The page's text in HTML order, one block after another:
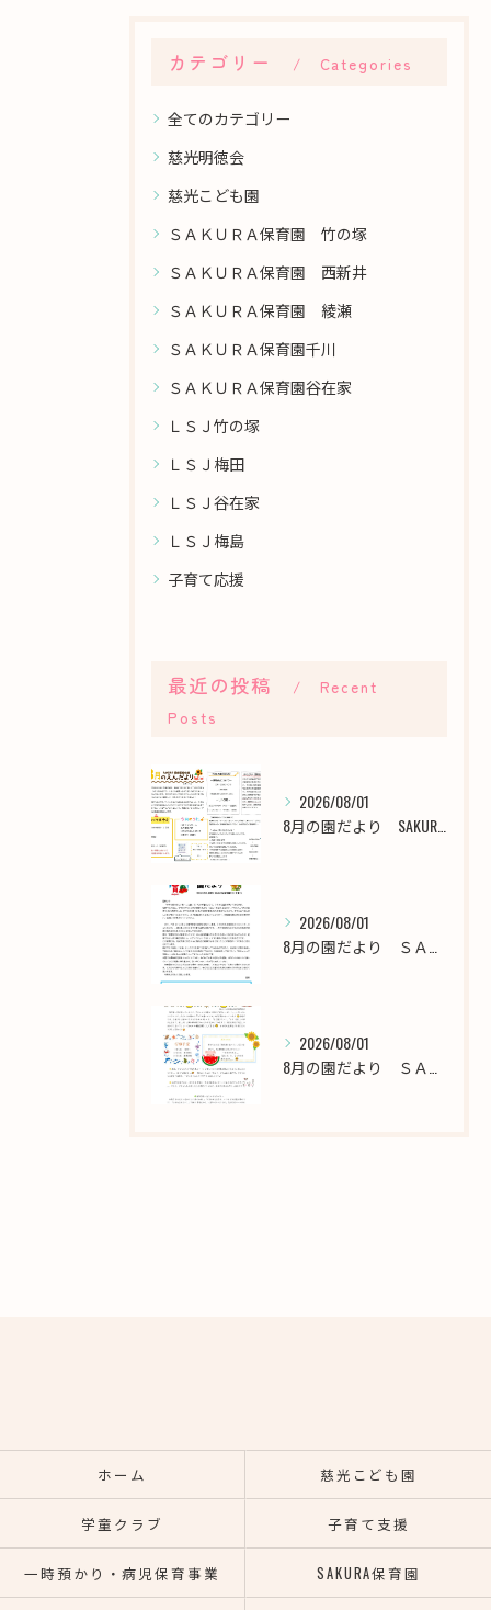
カテゴリー Categories
全てのカテゴリー
慈光明徳会
慈光こども園
ＳＡＫＵＲＡ保育園 竹の塚
ＳＡＫＵＲＡ保育園 西新井
ＳＡＫＵＲＡ保育園 綾瀬
ＳＡＫＵＲＡ保育園千川
ＳＡＫＵＲＡ保育園谷在家
ＬＳＪ竹の塚
ＬＳＪ梅田
ＬＳＪ谷在家
ＬＳＪ梅島
子育て応援
最近の投稿
Recent
Posts
2026/08/01
2026/08/01
2026/08/01
ホーム 慈光こども園
学童クラブ 子育て支援
一時預かり・病児保育事業 SAKURA保育園